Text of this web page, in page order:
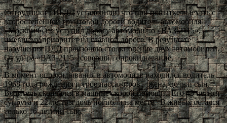
Сотрудники ГИБДД установили, что при попытке выехать с
второстепенной грунтовой дороги водитель автомобиля
«Москвич» не уступил дорогу автомобилю «ВАЗ-2115»,
имевшему приоритет на главной дороге. В результате
нарушения ПДД произошло столкновение двух автомобилей.
От удара «ВАЗ-2115» совершил опрокидывание.
В момент опрокидывания в автомобиле находился водитель
1968 года рождения и трое пассажиров – жена, дочь и сын.
Водитель скончался в машине скорой помощи. Его 43-летняя
супруга и 22-летняя дочь погибли на месте. В живых остался
только 16-летний сын.